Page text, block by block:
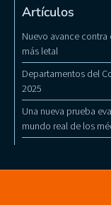
Artículos
Nuevo avance
más letal
Departamentos del
2025
Una nueva prueba
mundo real de los